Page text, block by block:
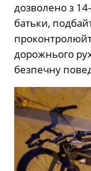
дозволено з
батьки,
дорожнього
безпечну